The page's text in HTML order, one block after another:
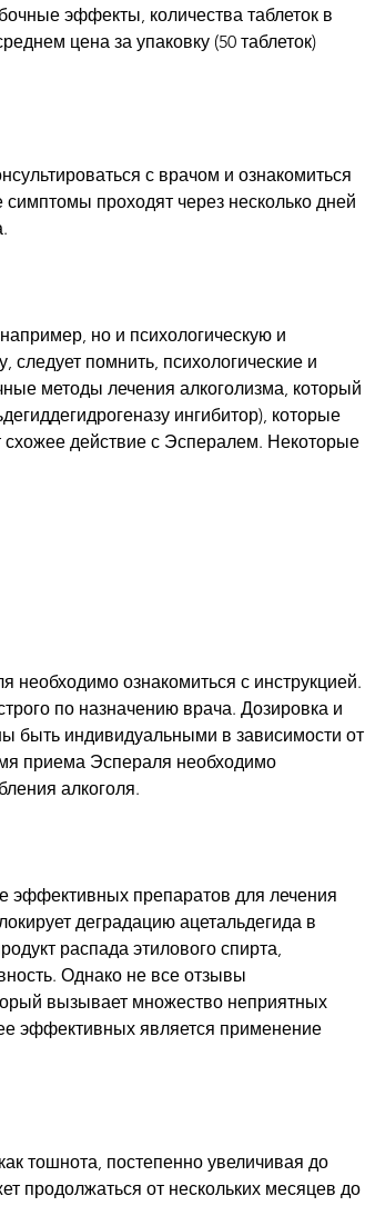
цена за упаковку (50 таблеток)
с врачом и ознакомиться
симптомы проходят через несколько дней
но и психологическую и
следует помнить, психологические и
методы лечения алкоголизма, который
ингибитор), которые
действие с Эспералем. Некоторые
ознакомиться с инструкцией.
по назначению врача. Дозировка и
быть индивидуальными в зависимости от
приема Эспераля необходимо
алкоголя.
эффективных препаратов для лечения
деградацию ацетальдегида в
распада этилового спирта,
Однако не все отзывы
вызывает множество неприятных
эффективных является применение
тошнота, постепенно увеличивая до
продолжаться от нескольких месяцев до